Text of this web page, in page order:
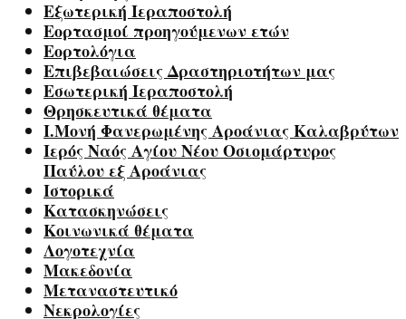
Εξωτερική Ιεραποστολή
Εορτασμοί προηγούμενων ετών
Εορτολόγια
Επιβεβαιώσεις Δραστηριοτήτων μας
Εσωτερική Ιεραποστολή
Θρησκευτικά θέματα
Ι.Μονή Φανερωμένης Αροάνιας Καλαβρύτων
Ιερός Ναός Αγίου Νέου Οσιομάρτυρος
Παύλου εξ Αροάνιας
Ιστορικά
Κατασκηνώσεις
Κοινωνικά θέματα
Λογοτεχνία
Μακεδονία
Μεταναστευτικό
Νεκρολογίες